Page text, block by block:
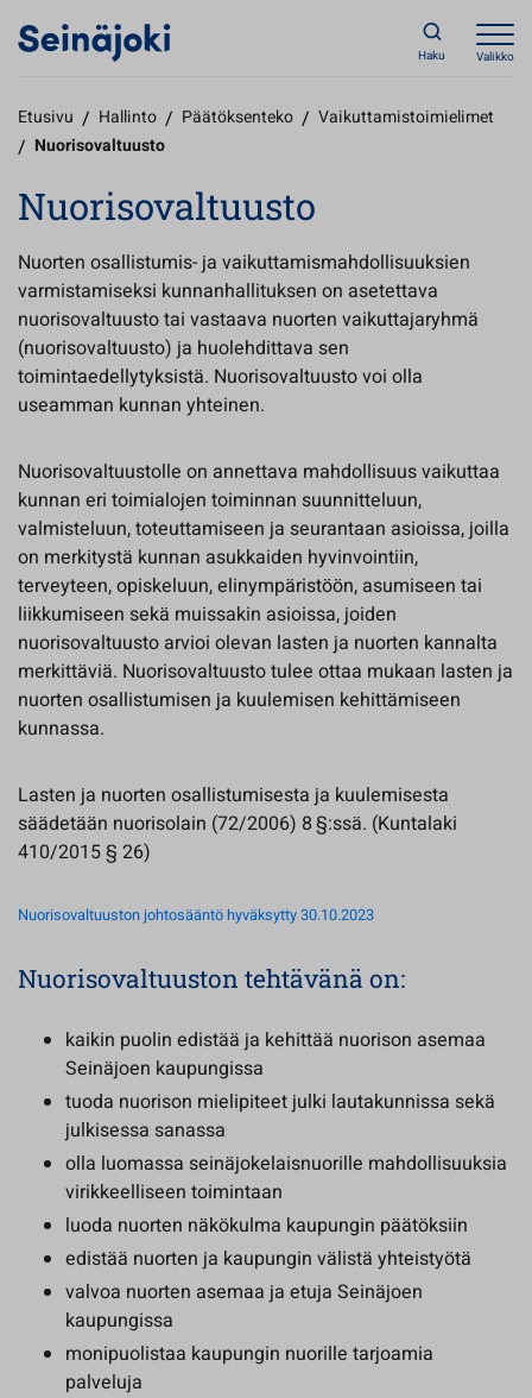
Haku Valikko
Etusivu / Hallinto / Päätöksenteko / Vaikuttamistoimielimet
/ Nuorisovaltuusto
Nuorisovaltuusto
Nuorten osallistumis- ja vaikuttamismahdollisuuksien
varmistamiseksi kunnanhallituksen on asetettava
nuorisovaltuusto tai vastaava nuorten vaikuttajaryhmä
(nuorisovaltuusto) ja huolehdittava sen
toimintaedellytyksistä. Nuorisovaltuusto voi olla
useamman kunnan yhteinen.
Nuorisovaltuustolle on annettava mahdollisuus vaikuttaa
kunnan eri toimialojen toiminnan suunnitteluun,
valmisteluun, toteuttamiseen ja seurantaan asioissa, joilla
on merkitystä kunnan asukkaiden hyvinvointiin,
terveyteen, opiskeluun, elinympäristöön, asumiseen tai
liikkumiseen sekä muissakin asioissa, joiden
nuorisovaltuusto arvioi olevan lasten ja nuorten kannalta
merkittäviä. Nuorisovaltuusto tulee ottaa mukaan lasten ja
nuorten osallistumisen ja kuulemisen kehittämiseen
kunnassa.
Lasten ja nuorten osallistumisesta ja kuulemisesta
säädetään nuorisolain (72/2006) 8 §:ssä. (Kuntalaki
410/2015 § 26)
Nuorisovaltuuston johtosääntö hyväksytty 30.10.2023
Nuorisovaltuuston tehtävänä on:
kaikin puolin edistää ja kehittää nuorison asemaa
Seinäjoen kaupungissa
tuoda nuorison mielipiteet julki lautakunnissa sekä
julkisessa sanassa
olla luomassa seinäjokelaisnuorille mahdollisuuksia
virikkeelliseen toimintaan
luoda nuorten näkökulma kaupungin päätöksiin
edistää nuorten ja kaupungin välistä yhteistyötä
valvoa nuorten asemaa ja etuja Seinäjoen
kaupungissa
monipuolistaa kaupungin nuorille tarjoamia
palveluja